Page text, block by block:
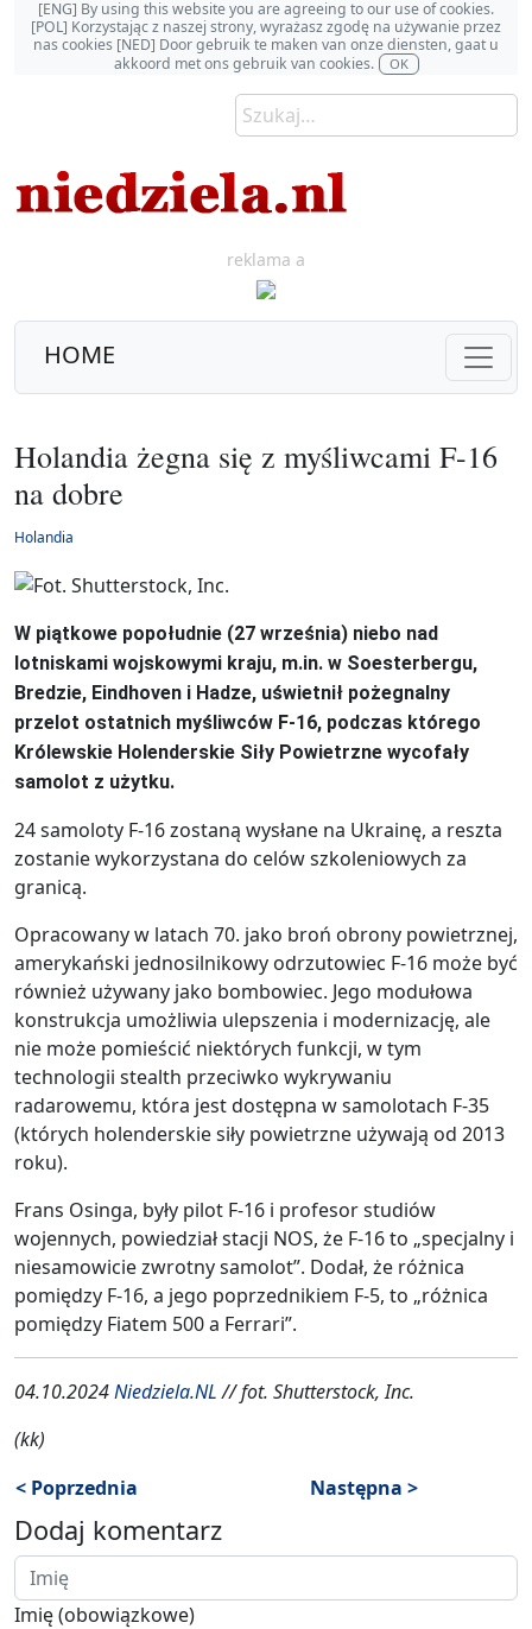
[ENG] By using this website you are agreeing to our use of cookies.
[POL] Korzystając z naszej strony, wyrażasz zgodę na używanie przez
nas cookies [NED] Door gebruik te maken van onze diensten, gaat u
akkoord met ons gebruik van cookies.
OK
reklama a
HOME
Holandia żegna się z myśliwcami F-16
na dobre
Holandia
W piątkowe popołudnie (27 września) niebo nad
lotniskami wojskowymi kraju, m.in. w Soesterbergu,
Bredzie, Eindhoven i Hadze, uświetnił pożegnalny
przelot ostatnich myśliwców F-16, podczas którego
Królewskie Holenderskie Siły Powietrzne wycofały
samolot z użytku.
24 samoloty F-16 zostaną wysłane na Ukrainę, a reszta
zostanie wykorzystana do celów szkoleniowych za
granicą.
Opracowany w latach 70. jako broń obrony powietrznej,
amerykański jednosilnikowy odrzutowiec F-16 może być
również używany jako bombowiec. Jego modułowa
konstrukcja umożliwia ulepszenia i modernizację, ale
nie może pomieścić niektórych funkcji, w tym
technologii stealth przeciwko wykrywaniu
radarowemu, która jest dostępna w samolotach F-35
(których holenderskie siły powietrzne używają od 2013
roku).
Frans Osinga, były pilot F-16 i profesor studiów
wojennych, powiedział stacji NOS, że F-16 to „specjalny i
niesamowicie zwrotny samolot”. Dodał, że różnica
pomiędzy F-16, a jego poprzednikiem F-5, to „różnica
pomiędzy Fiatem 500 a Ferrari”.
04.10.2024Niedziela.NL// fot. Shutterstock, Inc.
(kk)
< Poprzednia
Następna >
Dodaj komentarz
Imię (obowiązkowe)